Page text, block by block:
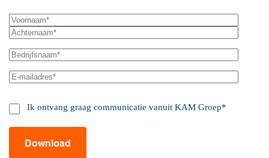
Ik ontvang graag communicatie vanuit KAM Groep*